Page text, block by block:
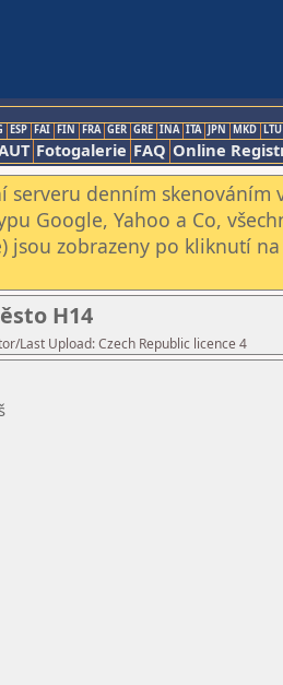
ESP FAI FIN FRA GER GRE INA ITA JPN MKD LTU
Fotogalerie FAQ Online
serveru denním skenováním
Google, Yahoo a Co,
jsou zobrazeny po kliknutí
H14
Last Upload: Czech Republic licence 4